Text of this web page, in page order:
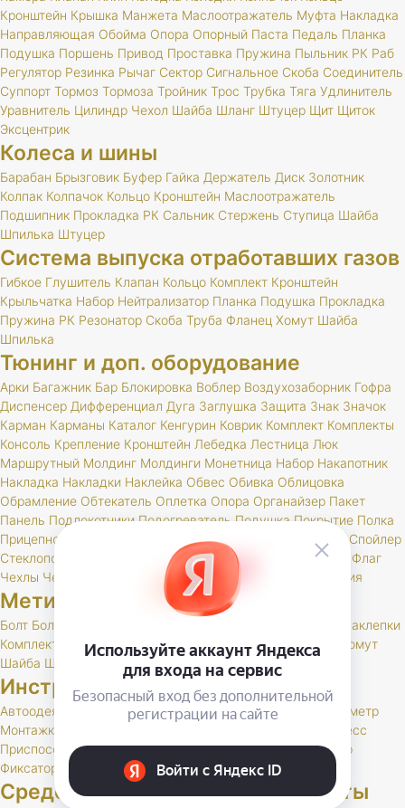
Кронштейн Крышка Манжета Маслоотражатель Муфта Накладка
Направляющая Обойма Опора Опорный Паста Педаль Планка
Подушка Поршень Привод Проставка Пружина Пыльник РК Раб
Регулятор Резинка Рычаг Сектор Сигнальное Скоба Соединитель
Суппорт Тормоз Тормоза Тройник Трос Трубка Тяга Удлинитель
Уравнитель Цилиндр Чехол Шайба Шланг Штуцер Щит Щиток
Эксцентрик
Колеса и шины
Барабан Брызговик Буфер Гайка Держатель Диск Золотник
Колпак Колпачок Кольцо Кронштейн Маслоотражатель
Подшипник Прокладка РК Сальник Стержень Ступица Шайба
Шпилька Штуцер
Система выпуска отработавших газов
Гибкое Глушитель Клапан Кольцо Комплект Кронштейн
Крыльчатка Набор Нейтрализатор Планка Подушка Прокладка
Пружина РК Резонатор Скоба Труба Фланец Хомут Шайба
Шпилька
Тюнинг и доп. оборудование
Арки Багажник Бар Блокировка Воблер Воздухозаборник Гофра
Диспенсер Дифференциал Дуга Заглушка Защита Знак Значок
Карман Карманы Каталог Кенгурин Коврик Комплект Комплекты
Консоль Крепление Кронштейн Лебедка Лестница Люк
Маршрутный Молдинг Молдинги Монетница Набор Накапотник
Накладка Накладки Наклейка Обвес Обивка Облицовка
Обрамление Обтекатель Оплетка Опора Органайзер Пакет
Панель Подлокотники Подогреватель Подушка Покрытие Полка
Прицепное
Пружины Пусковые
Спойлер
Стеклоподъемник
Усилитель Утеплитель Фаркоп
Флаг
Чехлы Чехол Шноркель Шторки Шумоизоляция
Метизы
Болт БолтСпец
Заклепки
Комплект
Палец Пружина Пряжка РК Скоба Тавотница
Хомут
Шайба Шпилька
Инструменты, спец. литература
Автоодеяло Заглушка Каталог Ключ
Манометр
Монтажка
Пресс
Приспособление Руководство Рукоятка Схема Трос Упор
Фиксатор
Цепи Шланг Шприц Щетка
Средства индивидуальной защиты